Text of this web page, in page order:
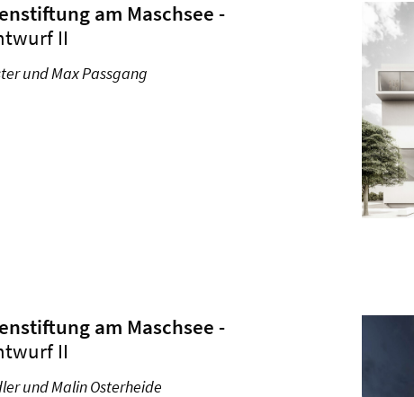
am Maschsee -
II
und Max Passgang
am Maschsee -
II
und Malin Osterheide